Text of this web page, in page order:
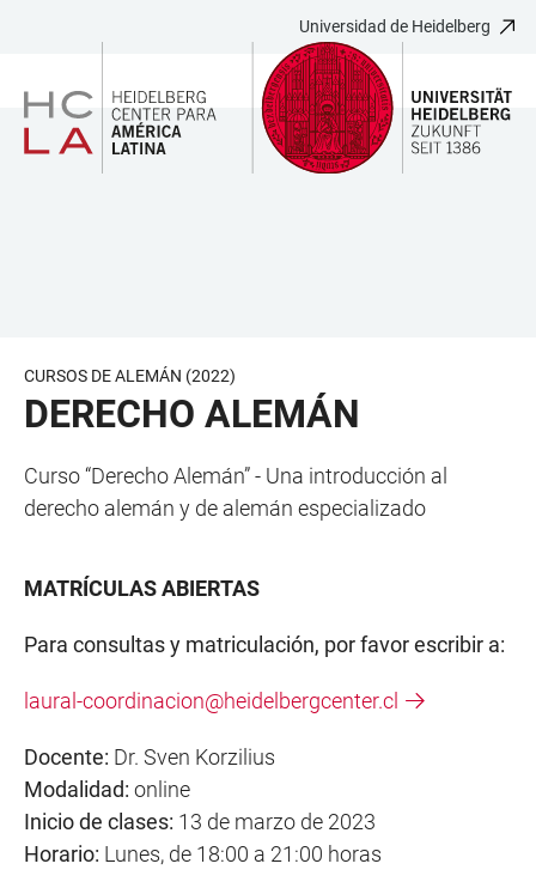
LINKS
MAIN
CONTENT
NAVIGATION
FORM
Universidad de Heidelberg
CURSOS DE ALEMÁN (2022)
DERECHO ALEMÁN
Curso “Derecho Alemán” - Una introducción al
derecho alemán y de alemán especializado
MATRÍCULAS ABIERTAS
Para consultas y matriculación, por favor escribir a:
laural-coordinacion@heidelbergcenter.cl
Docente: Dr. Sven Korzilius
Modalidad: online
Inicio de clases: 13 de marzo de 2023
Horario: Lunes, de 18:00 a 21:00 horas